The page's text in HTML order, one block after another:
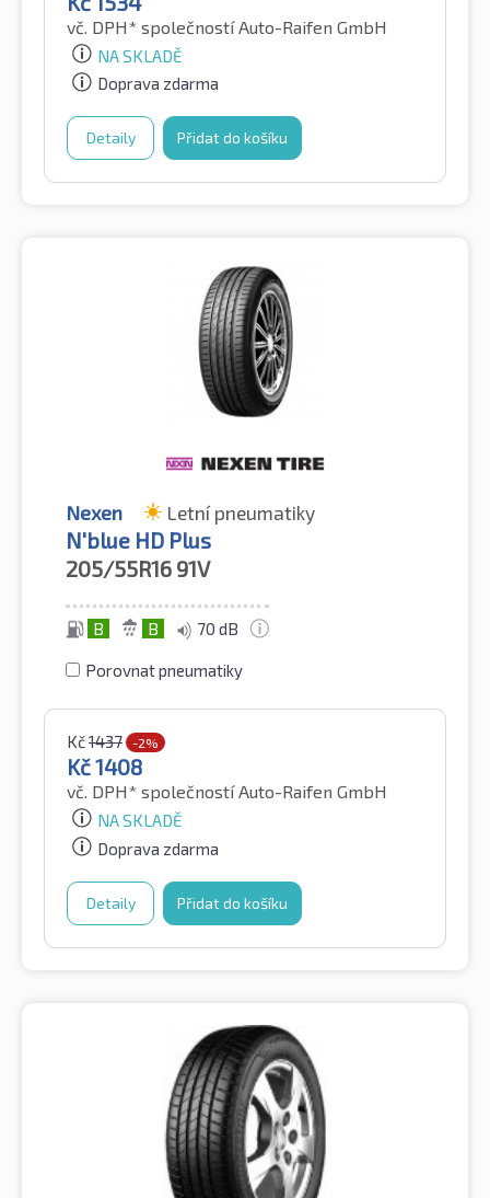
vč. DPH* společností Auto-Raifen GmbH
NA SKLADĚ
Doprava zdarma
Detaily Přidat do košíku
Nexen Letní pneumatiky
N'blue HD Plus
205/55R16 91V
B B 70 dB
Porovnat pneumatiky
Kč1437 -2%
Kč1408
vč. DPH* společností Auto-Raifen GmbH
NA SKLADĚ
Doprava zdarma
Detaily Přidat do košíku